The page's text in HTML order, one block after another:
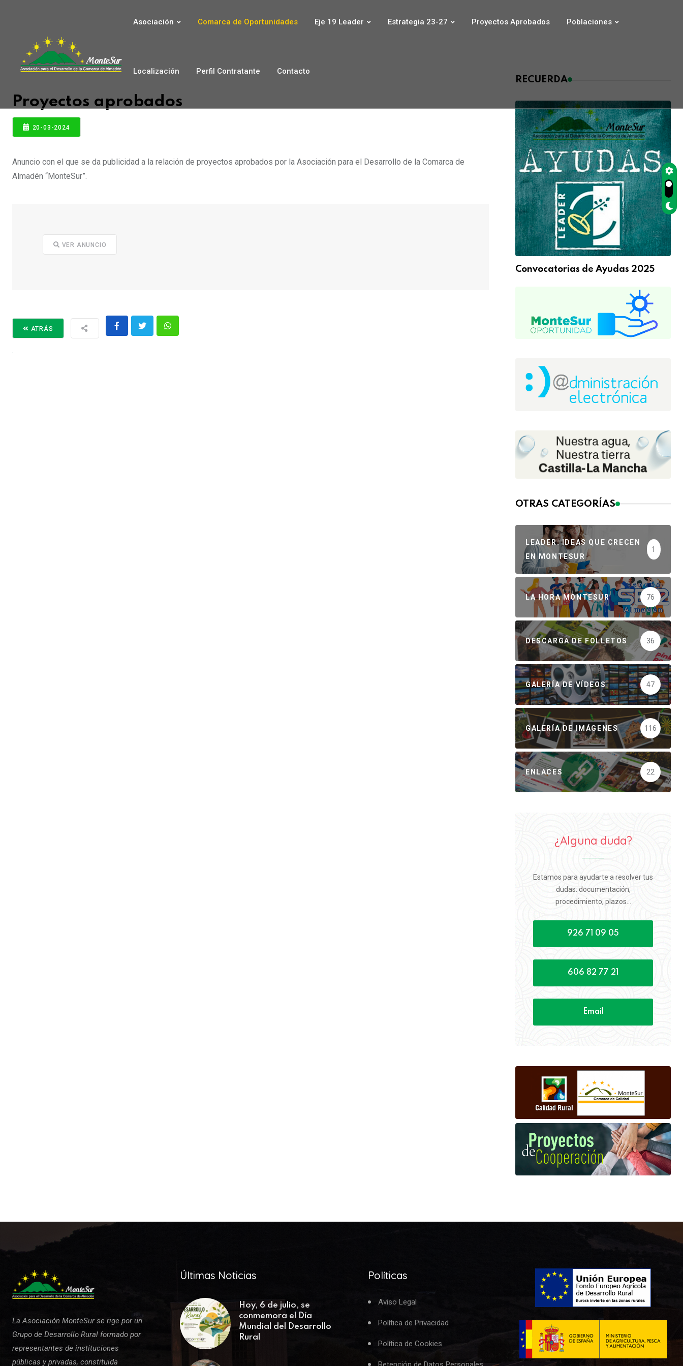
Asociación Comarca de Oportunidades Eje 19 Leader Estrategia 23-27 Proyectos Aprobados Poblaciones
Localización Perfil Contratante Contacto
Proyectos aprobados
20-03-2024
Anuncio con el que se da publicidad a la relación de proyectos aprobados por la Asociación para el Desarrollo de la Comarca de
Almadén “MonteSur”.
VER ANUNCIO
ATRÁS
RECUERDA
Convocatorias de Ayudas 2025
OTRAS CATEGORÍAS
LEADER: IDEAS QUE CRECEN
EN MONTESUR
1
LA HORA MONTESUR 76
DESCARGA DE FOLLETOS 36
GALERÍA DE VÍDEOS 47
GALERÍA DE IMÁGENES 116
ENLACES 22
¿Alguna duda?
Estamos para ayudarte a resolver tus
dudas: documentación,
procedimiento, plazos...
926 71 09 05
606 82 77 21
Email
La Asociación MonteSur se rige por un
Grupo de Desarrollo Rural formado por
representantes de instituciones
públicas y privadas, constituida
Últimas Noticias
Hoy, 6 de julio, se
conmemora el Día
Mundial del Desarrollo
Rural
Políticas
Aviso Legal
Política de Privacidad
Política de Cookies